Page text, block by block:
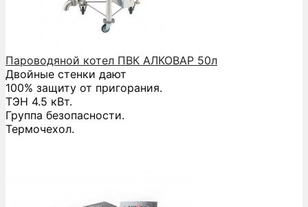
Пароводяной котел ПВК АЛКОВАР 50л
Двойные стенки дают
100% защиту от пригорания.
ТЭН 4.5 кВт.
Группа безопасности.
Термочехол.